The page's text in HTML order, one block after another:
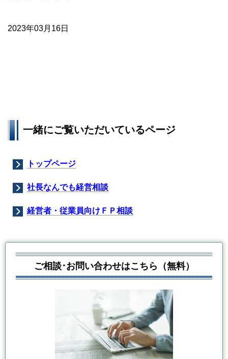
2023年03月16日
一緒にご覧いただいているページ
トップページ
社長なんでも経営相談
経営者・従業員向けＦＰ相談
ご相談･お問い合わせはこちら（無料）